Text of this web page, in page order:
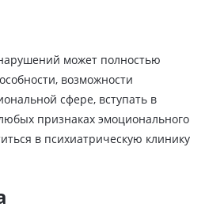
может полностью
возможности
сфере, вступать в
признаках эмоционального
в психиатрическую клинику